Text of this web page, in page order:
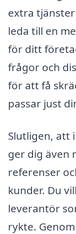
extra
leda till en
för ditt
frågor och
för att få
passar just
Slutligen, att
ger dig även
referenser
kunder. Du
leverantör
rykte.